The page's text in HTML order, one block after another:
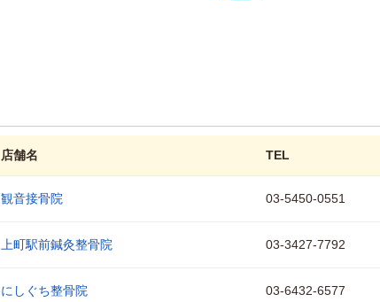
店舗名 TEL
観音接骨院 03-5450-0551
上町駅前鍼灸整骨院 03-3427-7792
にしぐち整骨院 03-6432-6577